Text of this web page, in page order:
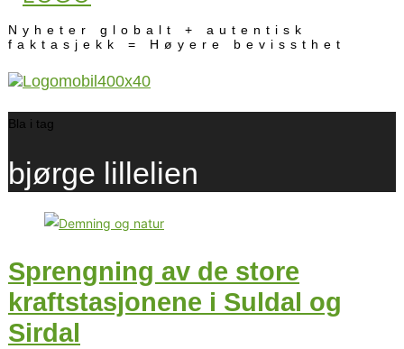
Nyheter globalt + autentisk
faktasjekk = Høyere bevissthet
Bla i tag
bjørge lillelien
Sprengning av de store
kraftstasjonene i Suldal og
Sirdal